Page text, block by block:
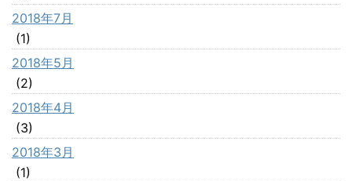
2018年7月
(1)
2018年5月
(2)
2018年4月
(3)
2018年3月
(1)